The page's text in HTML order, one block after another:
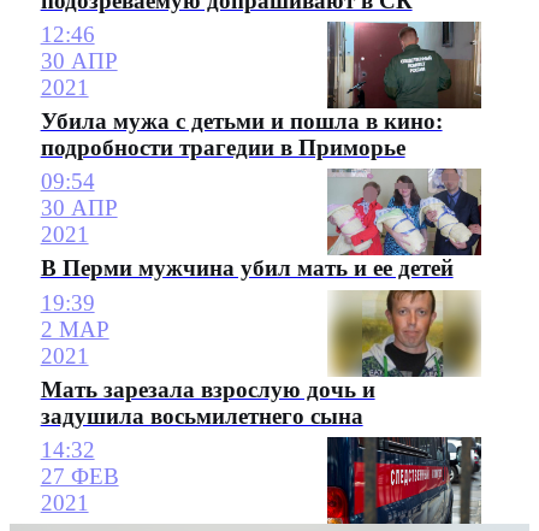
12:46
30 АПР
2021
Убила мужа с детьми и пошла в кино:
подробности трагедии в Приморье
09:54
30 АПР
2021
В Перми мужчина убил мать и ее детей
19:39
2 МАР
2021
Мать зарезала взрослую дочь и
задушила восьмилетнего сына
14:32
27 ФЕВ
2021